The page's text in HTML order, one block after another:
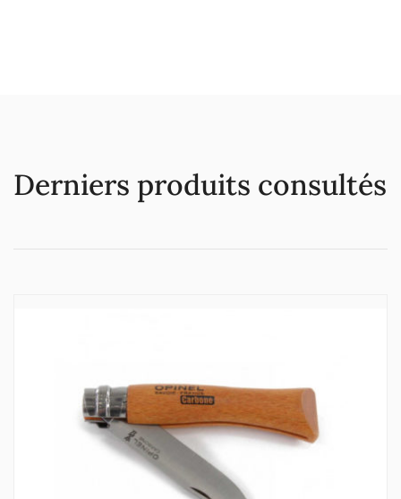
Derniers produits consultés